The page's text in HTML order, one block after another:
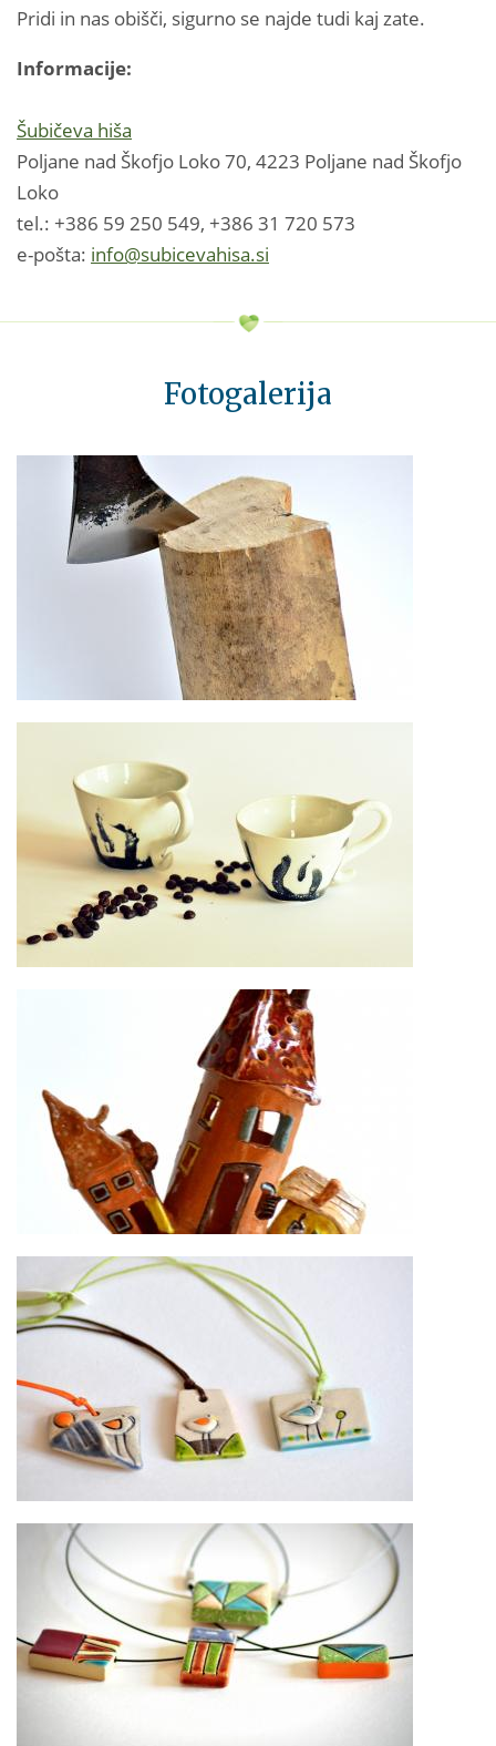
Pridi in nas obišči, sigurno se najde tudi kaj zate.
Informacije:
Šubičeva hiša
Poljane nad Škofjo Loko 70, 4223 Poljane nad Škofjo
Loko
tel.: +386 59 250 549, +386 31 720 573
e-pošta: info@subicevahisa.si
Fotogalerija